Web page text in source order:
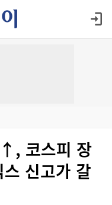
↑, 코스피 장
신고가 갈